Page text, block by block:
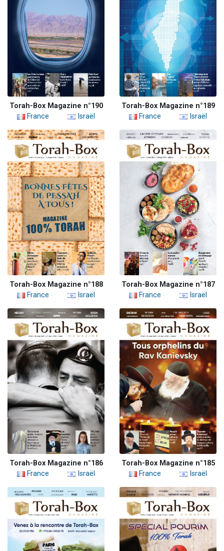
Torah-Box Magazine n°190
France
Israël
Torah-Box Magazine n°189
France
Israël
Torah-Box Magazine n°188
France
Israël
Torah-Box Magazine n°187
France
Israël
Torah-Box Magazine n°186
France
Israël
Torah-Box Magazine n°185
France
Israël